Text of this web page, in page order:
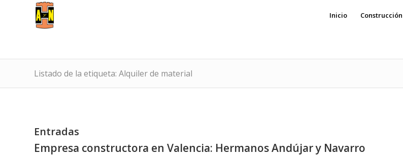
Inicio Construcción
Listado de la etiqueta: Alquiler de material
Entradas
Empresa constructora en Valencia: Hermanos Andújar y Navarro